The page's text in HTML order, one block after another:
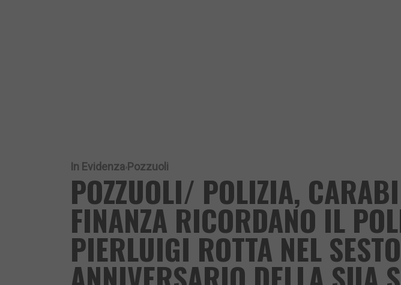
In Evidenza Pozzuoli
POZZUOLI/ POLIZIA,
FINANZA RICORDANO IL
PIERLUIGI ROTTA NEL SESTO